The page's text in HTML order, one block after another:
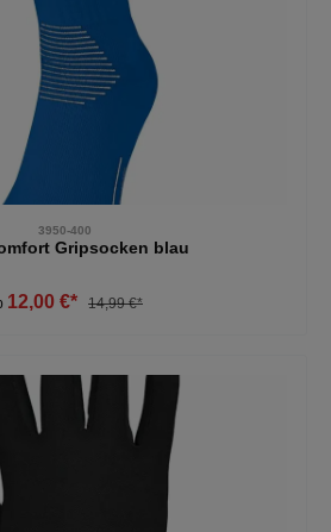
3950-400
Gripsocken blau
12,00 €* 14,99 €*